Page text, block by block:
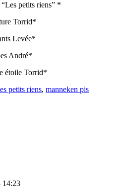
petits riens” *
Torrid*
Levée*
André*
étoile Torrid*
petits riens, manneken pis
14:23